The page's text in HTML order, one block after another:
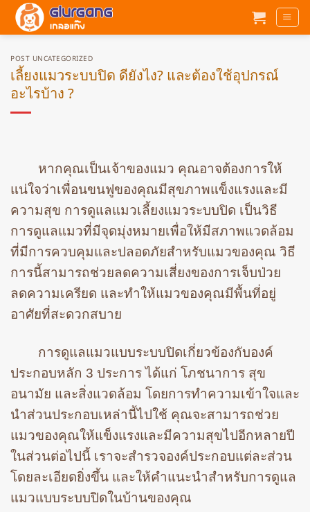
ข้าม
เนื้อหา
POST UNCATEGORIZED
เลี้ยงแมวระบบปิด ดียังไง? และต้องใช้อุปกรณ์
อะไรบ้าง ?
หากคุณเป็นเจ้าของแมว คุณอาจต้องการให้
แน่ใจว่าเพื่อนขนฟูของคุณมีสุขภาพแข็งแรงและมี
ความสุข การดูแลแมวเลี้ยงแมวระบบปิด เป็นวิธี
การดูแลแมวที่มีจุดมุ่งหมายเพื่อให้มีสภาพแวดล้อม
ที่มีการควบคุมและปลอดภัยสำหรับแมวของคุณ วิธี
การนี้สามารถช่วยลดความเสี่ยงของการเจ็บป่วย
ลดความเครียด และทำให้แมวของคุณมีพื้นที่อยู่
อาศัยที่สะดวกสบาย
การดูแลแมวแบบระบบปิดเกี่ยวข้องกับองค์
ประกอบหลัก 3 ประการ ได้แก่ โภชนาการ สุข
อนามัย และสิ่งแวดล้อม โดยการทำความเข้าใจและ
นำส่วนประกอบเหล่านี้ไปใช้ คุณจะสามารถช่วย
แมวของคุณให้แข็งแรงและมีความสุขไปอีกหลายปี
ในส่วนต่อไปนี้ เราจะสำรวจองค์ประกอบแต่ละส่วน
โดยละเอียดยิ่งขึ้น และให้คำแนะนำสำหรับการดูแล
แมวแบบระบบปิดในบ้านของคุณ